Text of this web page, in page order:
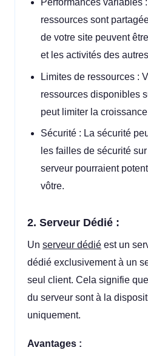
Performances variables
ressources sont
de votre site peuvent
et les activités des
Limites de ressources :
ressources disponibles
peut limiter la
Sécurité : La sécurité
les failles de sécurité
serveur pourraient
vôtre.
2. Serveur Dédié :
Un serveur dédié est un
dédié exclusivement à un
seul client. Cela signifie
du serveur sont à la
uniquement.
Avantages :